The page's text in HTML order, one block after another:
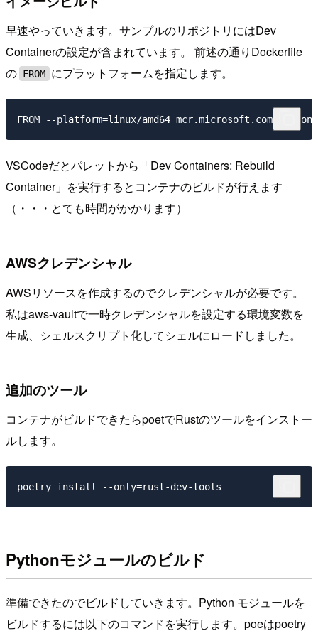
早速やっていきます。サンプルのリポジトリにはDev
Containerの設定が含まれています。 前述の通りDockerfile
の FROM にプラットフォームを指定します。
VSCodeだとパレットから「Dev Containers: Rebuild
Container」を実行するとコンテナのビルドが行えます
（・・・とても時間がかかります）
AWSクレデンシャル
AWSリソースを作成するのでクレデンシャルが必要です。
私はaws-vaultで一時クレデンシャルを設定する環境変数を
生成、シェルスクリプト化してシェルにロードしました。
追加のツール
コンテナがビルドできたらpoetでRustのツールをインストー
ルします。
Pythonモジュールのビルド
準備できたのでビルドしていきます。Python モジュールを
ビルドするには以下のコマンドを実行します。poeはpoetry